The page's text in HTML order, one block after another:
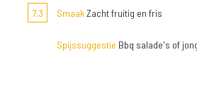
7,3 SmaakZacht fruitig en fris
Spijssuggestie Bbq salade's of